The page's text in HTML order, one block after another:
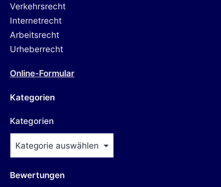
Verkehrsrecht
Internetrecht
Arbeitsrecht
Urheberrecht
Online-Formular
Kategorien
Kategorien
Bewertungen